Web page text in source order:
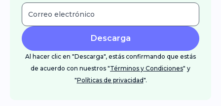
Descarga
Al hacer clic en "Descarga", estás confirmando que estás
de acuerdo con nuestros "Términos y Condiciones" y
"Políticas de privacidad".